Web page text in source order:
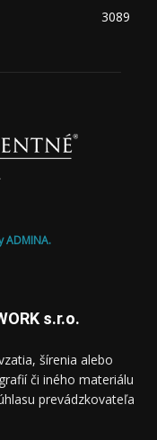
3089
ADMINA.
s.r.o.
šírenia alebo
či iného materiálu
prevádzkovateľa